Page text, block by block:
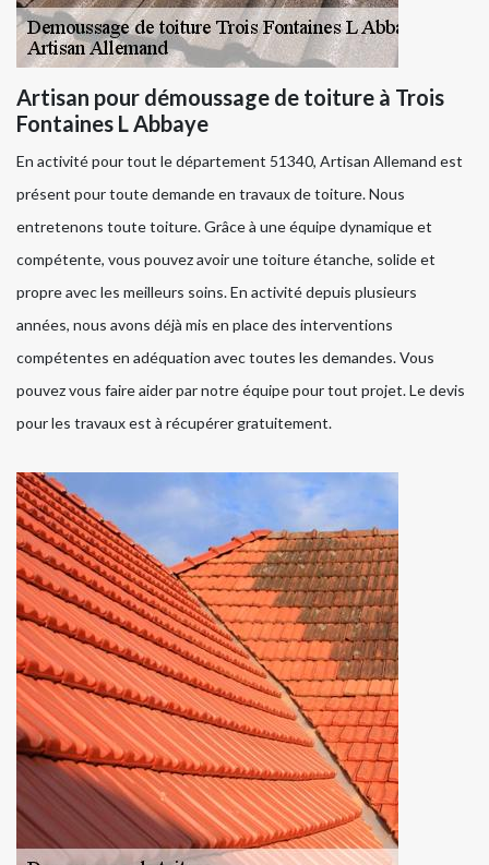
Artisan pour démoussage de toiture à Trois
Fontaines L Abbaye
En activité pour tout le département 51340, Artisan Allemand est
présent pour toute demande en travaux de toiture. Nous
entretenons toute toiture. Grâce à une équipe dynamique et
compétente, vous pouvez avoir une toiture étanche, solide et
propre avec les meilleurs soins. En activité depuis plusieurs
années, nous avons déjà mis en place des interventions
compétentes en adéquation avec toutes les demandes. Vous
pouvez vous faire aider par notre équipe pour tout projet. Le devis
pour les travaux est à récupérer gratuitement.